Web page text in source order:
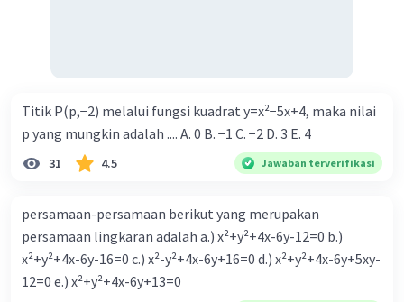
Titik P(p,−2) melalui fungsi kuadrat y=x²−5x+4, maka nilai
p yang mungkin adalah .... A. 0 B. −1 C. −2 D. 3 E. 4
31 4.5 Jawaban terverifikasi
persamaan-persamaan berikut yang merupakan
persamaan lingkaran adalah a.) x²+y²+4x-6y-12=0 b.)
x²+y²+4x-6y-16=0 c.) x²-y²+4x-6y+16=0 d.) x²+y²+4x-6y+5xy-
12=0 e.) x²+y²+4x-6y+13=0